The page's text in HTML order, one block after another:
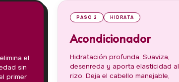
el
sin
primer
PASO 2 HIDRATA
Acondicionador
Hidratación profunda. Suaviza,
desenreda y aporta elasticidad al
rizo. Deja el cabello manejable,